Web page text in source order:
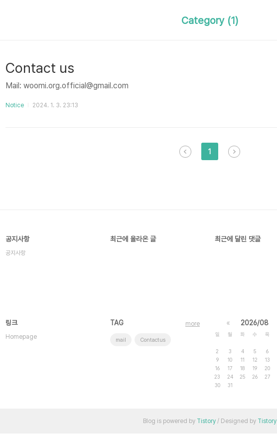
Category (1)
Contact us
Mail: woomi.org.official@gmail.com
Notice 2024. 1. 3. 23:13
1
공지사항
공지사항
최근에 올라온 글 최근에 달린 댓글
링크
Homepage
TAG
mail Contactus
more « 2026/08
일 월 화 수 목
2
3 4 5 6
9
10 11 12 13
16
17 18 19 20
23
24 25 26 27
30
31
Blog is powered by Tistory / Designed by Tistory